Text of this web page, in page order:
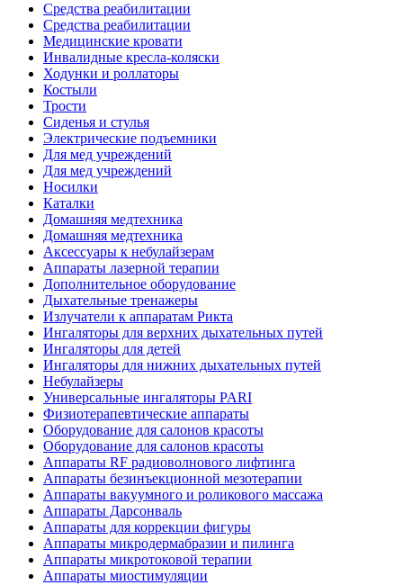
Средства реабилитации
Средства реабилитации
Медицинские кровати
Инвалидные кресла-коляски
Ходунки и роллаторы
Костыли
Трости
Сиденья и стулья
Электрические подъемники
Для мед учреждений
Для мед учреждений
Носилки
Каталки
Домашняя медтехника
Домашняя медтехника
Аксессуары к небулайзерам
Аппараты лазерной терапии
Дополнительное оборудование
Дыхательные тренажеры
Излучатели к аппаратам Рикта
Ингаляторы для верхних дыхательных путей
Ингаляторы для детей
Ингаляторы для нижних дыхательных путей
Небулайзеры
Универсальные ингаляторы PARI
Физиотерапевтические аппараты
Оборудование для салонов красоты
Оборудование для салонов красоты
Аппараты RF радиоволнового лифтинга
Аппараты безинъекционной мезотерапии
Аппараты вакуумного и роликового массажа
Аппараты Дарсонваль
Аппараты для коррекции фигуры
Аппараты микродермабразии и пилинга
Аппараты микротоковой терапии
Аппараты миостимуляции